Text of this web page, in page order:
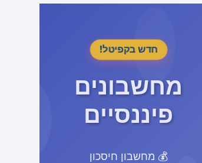
חדש בקפיטל!
מחשבונים
פיננסיים
💰 מחשבון חיסכון